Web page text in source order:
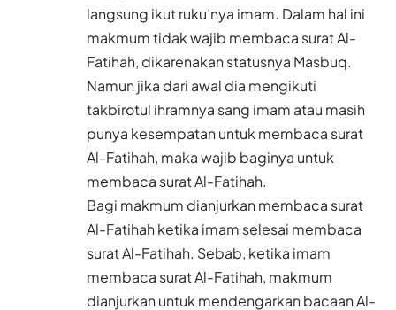
langsung ikut ruku’nya imam. Dalam hal ini
makmum tidak wajib membaca surat Al-
Fatihah, dikarenakan statusnya Masbuq.
Namun jika dari awal dia mengikuti
takbirotul ihramnya sang imam atau masih
punya kesempatan untuk membaca surat
Al-Fatihah, maka wajib baginya untuk
membaca surat Al-Fatihah.
Bagi makmum dianjurkan membaca surat
Al-Fatihah ketika imam selesai membaca
surat Al-Fatihah. Sebab, ketika imam
membaca surat Al-Fatihah, makmum
dianjurkan untuk mendengarkan bacaan Al-